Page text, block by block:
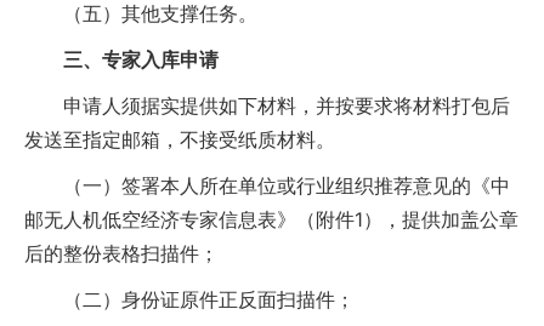
（五）其他支撑任务。
三、专家入库申请
申请人须据实提供如下材料，并按要求将材料打包后
发送至指定邮箱，不接受纸质材料。
（一）签署本人所在单位或行业组织推荐意见的《中
邮无人机低空经济专家信息表》（附件1），提供加盖公章
后的整份表格扫描件；
（二）身份证原件正反面扫描件；